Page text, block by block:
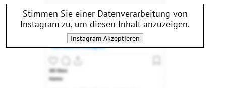
Stimmen Sie einer Datenverarbeitung von
Instagram zu, um diesen Inhalt anzuzeigen.
InstagramAkzeptieren